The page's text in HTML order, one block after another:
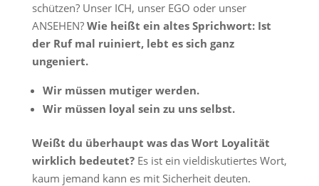
schützen? Unser ICH, unser EGO oder unser
ANSEHEN? Wie heißt ein altes Sprichwort: Ist
der Ruf mal ruiniert, lebt es sich ganz
ungeniert.
Wir müssen mutiger werden.
Wir müssen loyal sein zu uns selbst.
Weißt du überhaupt was das Wort Loyalität
wirklich bedeutet?Es ist ein vieldiskutiertes Wort,
kaum jemand kann es mit Sicherheit deuten.